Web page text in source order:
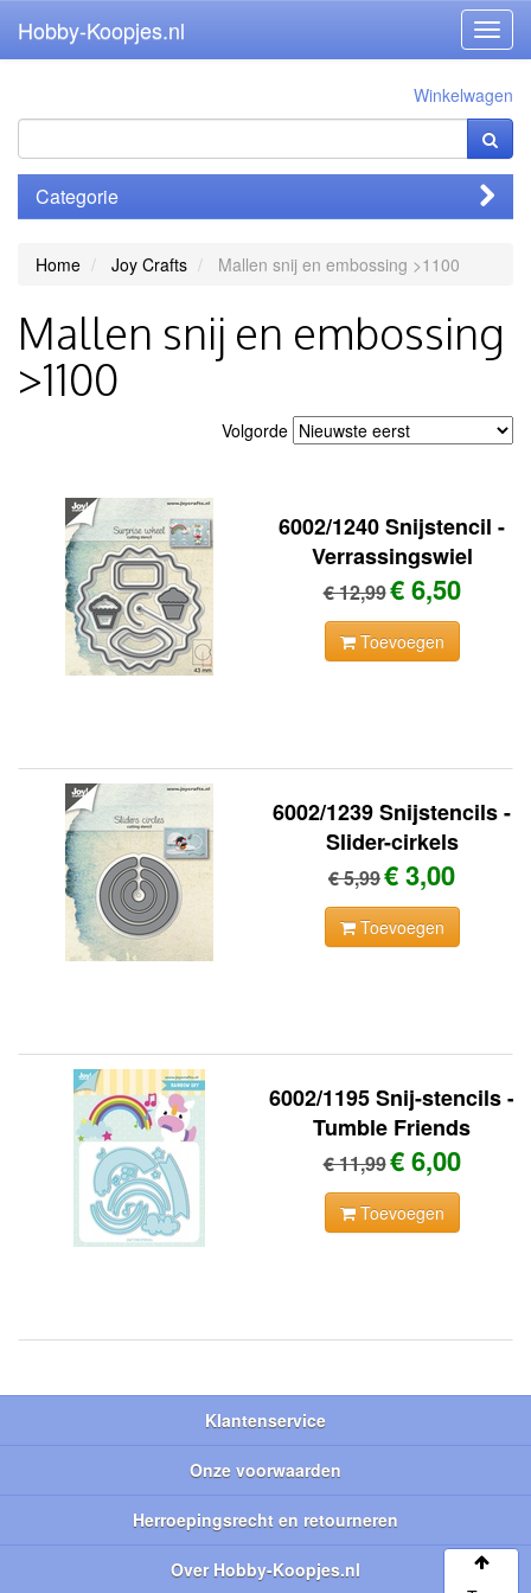
Hobby-Koopjes.nl
Winkelwagen
Categorie
Home Joy Crafts Mallen snij en embossing >1100
Mallen snij en embossing
>1100
Volgorde
6002/1240 Snijstencil -
Verrassingswiel
€ 12,99€ 6,50
Toevoegen
6002/1239 Snijstencils -
Slider-cirkels
€ 5,99€ 3,00
Toevoegen
6002/1195 Snij-stencils -
Tumble Friends
€ 11,99€ 6,00
Toevoegen
Klantenservice
Onze voorwaarden
Herroepingsrecht en retourneren
Over Hobby-Koopjes.nl